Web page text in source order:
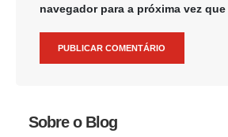
navegador para a próxima vez
Sobre o Blog